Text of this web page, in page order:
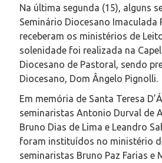
Na última segunda (15), alguns
Seminário Diocesano Imaculada
receberam os ministérios de
solenidade foi realizada na
Diocesano de Pastoral, sendo
Diocesano, Dom Ângelo Pignolli.
Em memória de Santa Teresa
seminaristas Antonio Durval de
Bruno Dias de Lima e Leandro
foram instituídos no ministério
seminaristas Bruno Paz Farias e